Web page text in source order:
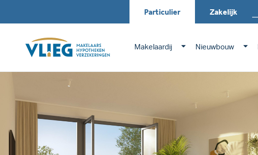
Particulier Zakelijk
Makelaardij Nieuwbouw